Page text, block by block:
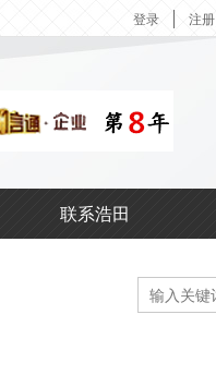
登录 注册
联系浩田